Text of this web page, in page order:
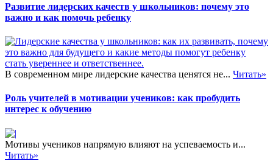
Развитие лидерских качеств у школьников: почему это
важно и как помочь ребенку
В современном мире лидерские качества ценятся не... Читать»
Роль учителей в мотивации учеников: как пробудить
интерес к обучению
Мотивы учеников напрямую влияют на успеваемость и...
Читать»